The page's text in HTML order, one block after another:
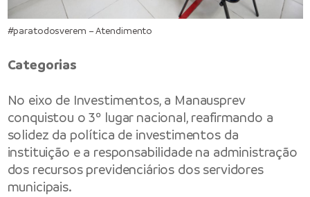
#paratodosverem – Atendimento
Categorias
No eixo de Investimentos, a Manausprev
conquistou o 3º lugar nacional, reafirmando a
solidez da política de investimentos da
instituição e a responsabilidade na administração
dos recursos previdenciários dos servidores
municipais.